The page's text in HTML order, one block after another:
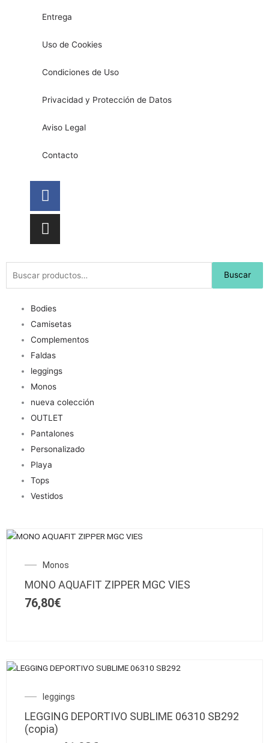
Entrega
Uso de Cookies
Condiciones de Uso
Privacidad y Protección de Datos
Aviso Legal
Contacto
Facebook
Instagram
por:
Buscar
Bodies
Camisetas
Complementos
Faldas
leggings
Monos
nueva colección
OUTLET
Pantalones
Personalizado
Playa
Tops
Vestidos
Este
múltiples
en
de
Monos
MONO AQUAFIT ZIPPER MGC VIES
76,80€
Este
múltiples
leggings
LEGGING DEPORTIVO SUBLIME 06310 SB292
(copia)
El
precio
original
precio
actual